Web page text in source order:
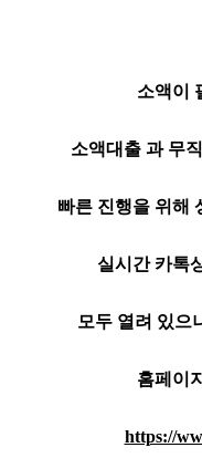
소액이
소액대출 과 무
빠른 진행을 위해
실시간 카톡
모두 열려 있으
홈페이
https://